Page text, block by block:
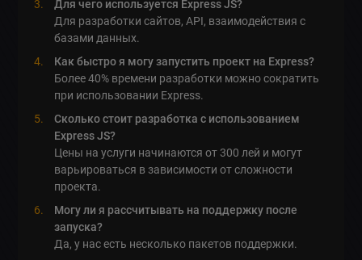
Для чего используется Express JS?
Для разработки сайтов, API, взаимодействия с
базами данных.
Как быстро я могу запустить проект на Express?
Более 40% времени разработки можно сократить
при использовании Express.
Сколько стоит разработка с использованием
Express JS?
Цены на услуги начинаются от 300 лей и могут
варьироваться в зависимости от сложности
проекта.
Могу ли я рассчитывать на поддержку после
запуска?
Да, у нас есть несколько пакетов поддержки.